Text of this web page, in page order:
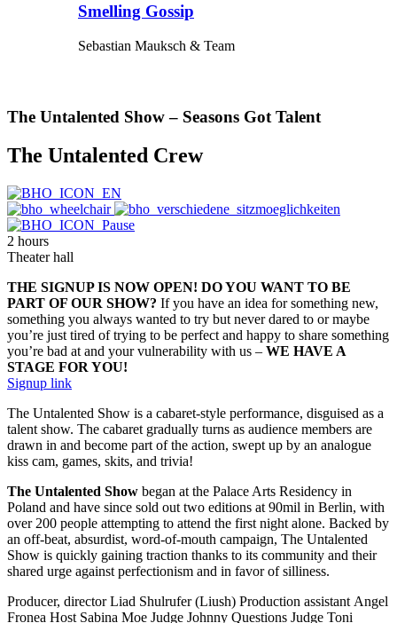
Smelling Gossip
Sebastian Mauksch & Team
The Untalented Show – Seasons Got Talent
The Untalented Crew
2 hours
Theater hall
THE SIGNUP IS NOW OPEN! DO YOU WANT TO BE
PART OF OUR SHOW? If you have an idea for something new,
something you always wanted to try but never dared to or maybe
you’re just tired of trying to be perfect and happy to share something
you’re bad at and your vulnerability with us – WE HAVE A
STAGE FOR YOU!
Signup link
The Untalented Show is a cabaret-style performance, disguised as a
talent show. The cabaret gradually turns as audience members are
drawn in and become part of the action, swept up by an analogue
kiss cam, games, skits, and trivia!
The Untalented Show began at the Palace Arts Residency in
Poland and have since sold out two editions at 90mil in Berlin, with
over 200 people attempting to attend the first night alone. Backed by
an off-beat, absurdist, word-of-mouth campaign, The Untalented
Show is quickly gaining traction thanks to its community and their
shared urge against perfectionism and in favor of silliness.
Producer, directorLiad Shulrufer (Liush) Production assistant Angel
Fronea Host Sabina Moe Judge Johnny Questions Judge Toni